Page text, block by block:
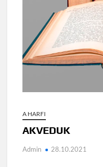
A HARFI
AKVEDUK
Admin 28.10.2021